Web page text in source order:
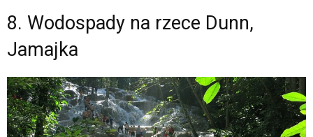
8. Wodospady na rzece Dunn,
Jamajka